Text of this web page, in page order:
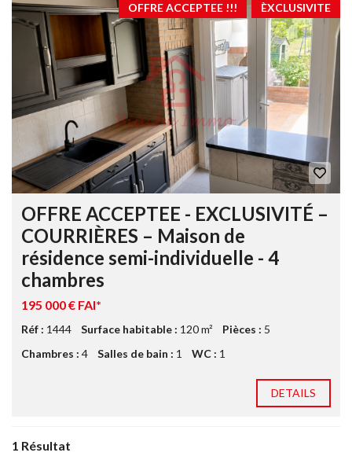
ÈXCLUSIVITE
OFFRE ACCEPTEE !!!
OFFRE ACCEPTEE - EXCLUSIVITÉ –
COURRIÈRES – Maison de
résidence semi-individuelle - 4
chambres
195 000 € FAI*
Réf : 1444 Surface habitable : 120 m² Pièces : 5
Chambres : 4 Salles de bain : 1 WC : 1
DETAILS
1 Résultat